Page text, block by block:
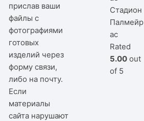
прислав ваши
файлы с
фотографиями
готовых
изделий через
форму связи,
либо на почту.
Если
материалы
сайта нарушают
Стадион
Палмейр
ас
Rated
5.00 out
of 5